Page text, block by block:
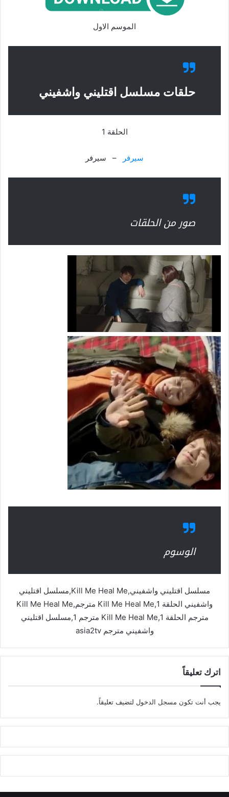
الموسم الاول
حلقات مسلسل اقتليني واشفيني
الحلقة 1
سيرفر – سيرفر
صور من الحلقات
الوسوم
مسلسل اقتليني واشفيني,Kill Me Heal Me,مسلسل اقتليني
واشفيني الحلقة 1,Kill Me Heal Me مترجم,Kill Me Heal Me
مترجم الحلقة 1,Kill Me Heal Me مترجم 1,مسلسل اقتليني
واشفيني مترجم asia2tv
اترك تعليقاً
يجب أنت تكون مسجل الدخول لتضيف تعليقاً.